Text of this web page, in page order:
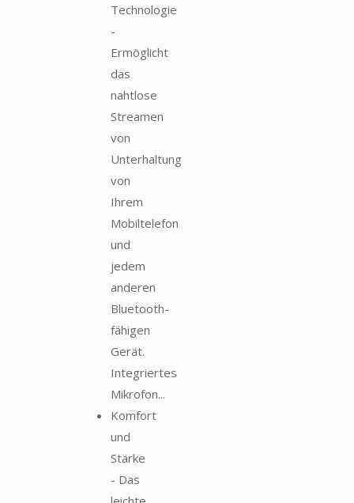
Technologie
-
Ermöglicht
das
nahtlose
Streamen
von
Unterhaltung
von
Ihrem
Mobiltelefon
und
jedem
anderen
Bluetooth-
fähigen
Gerät.
Integriertes
Mikrofon...
Komfort
und
Stärke
- Das